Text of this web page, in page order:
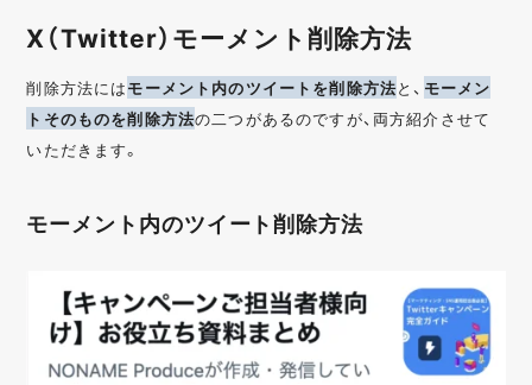
X（Twitter）モーメント削除方法
削除方法にはモーメント内のツイートを削除方法と、 モーメン
トそのものを削除方法の二つがあるのですが、両方紹介させて
いただきます。
モーメント内のツイート削除方法